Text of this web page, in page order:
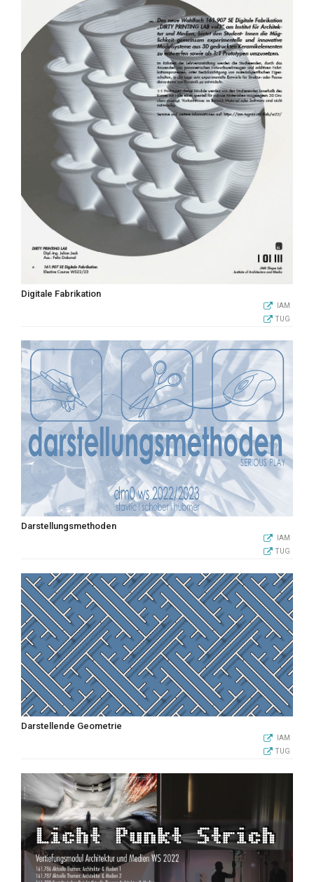
Digitale Fabrikation
IAM
TUG
Darstellungsmethoden
IAM
TUG
Darstellende Geometrie
IAM
TUG